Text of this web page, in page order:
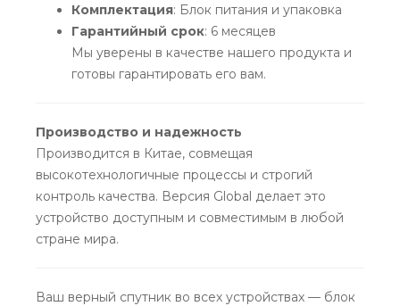
Комплектация: Блок питания и упаковка
Гарантийный срок: 6 месяцев
Мы уверены в качестве нашего продукта и
готовы гарантировать его вам.
Производство и надежность
Производится в Китае, совмещая
высокотехнологичные процессы и строгий
контроль качества. Версия Global делает это
устройство доступным и совместимым в любой
стране мира.
Ваш верный спутник во всех устройствах — блок